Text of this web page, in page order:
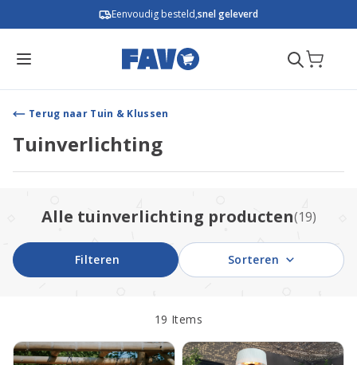
Eenvoudig besteld,snel geleverd
Terug naar Tuin & Klussen
Tuinverlichting
Alle tuinverlichting producten(19)
Filteren
19 Items
Sorteren